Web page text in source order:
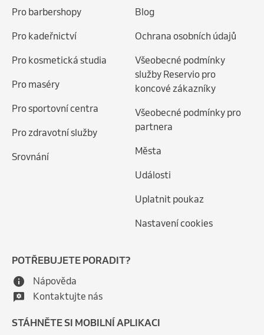
Pro barbershopy
Pro kadeřnictví
Pro kosmetická studia
Pro maséry
Pro sportovní centra
Pro zdravotní služby
Srovnání
Blog
Ochrana osobních údajů
Všeobecné podmínky
služby Reservio pro
koncové zákazníky
Všeobecné podmínky pro
partnera
Města
Události
Uplatnit poukaz
Nastavení cookies
POTŘEBUJETE PORADIT?
Nápověda
Kontaktujte nás
STÁHNĚTE SI MOBILNÍ APLIKACI